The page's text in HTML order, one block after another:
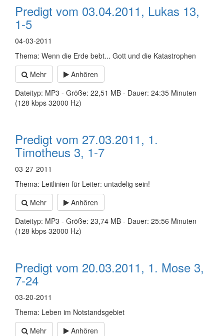
Predigt vom 03.04.2011, Lukas 13,
1-5
04-03-2011
Thema: Wenn die Erde bebt... Gott und die Katastrophen
Mehr
Anhören
Dateityp: MP3 - Größe: 22,51 MB - Dauer: 24:35 Minuten
(128 kbps 32000 Hz)
Predigt vom 27.03.2011, 1.
Timotheus 3, 1-7
03-27-2011
Thema: Leitlinien für Leiter: untadelig sein!
Mehr
Anhören
Dateityp: MP3 - Größe: 23,74 MB - Dauer: 25:56 Minuten
(128 kbps 32000 Hz)
Predigt vom 20.03.2011, 1. Mose 3,
7-24
03-20-2011
Thema: Leben im Notstandsgebiet
Mehr
Anhören